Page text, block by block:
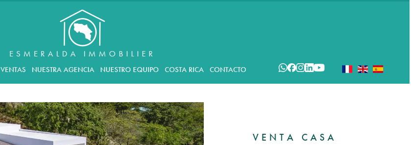
ESMERALDA IMMOBILIER
VENTAS NUESTRA AGENCIA NUESTRO EQUIPO COSTA RICA CONTACTO
VENTA CASA